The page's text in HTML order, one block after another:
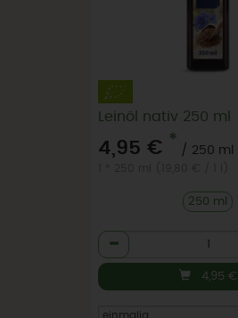
Leinöl nativ 250 ml
4,95 € *
/ 250 ml
250 ml
Anzahl
4,95 €